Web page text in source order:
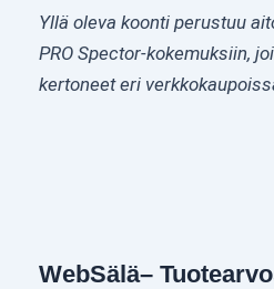
Yllä oleva koonti perustuu
PRO Spector-kokemuksiin,
kertoneet eri
WebSälä–